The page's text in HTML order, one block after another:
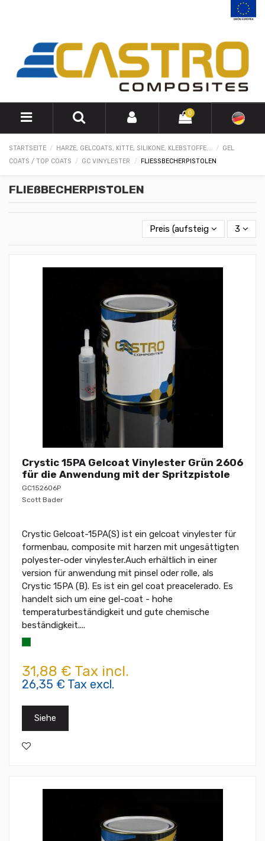
0
STARTSEITE HARZE, GELCOATS, KITTE, SILIKONE, KLEBSTOFFE...
GEL
COATS / TOP COATS
GC VINYLESTER FLIESSBECHERPISTOLEN
FLIEßBECHERPISTOLEN
Preis (aufsteigend) 3
Crystic 15PA Gelcoat Vinylester Grün 2606
für die Anwendung mit der Spritzpistole
GC152606P
Scott Bader
Crystic Gelcoat-15PA(S) ist ein gelcoat vinylester für
formenbau, composite mit harzen mit ungesättigten
polyester-oder vinylester.Auch erhältlich in einer
version für anwendung mit pinsel oder rolle, als
Crystic 15PA (B). Es ist ein gel coat preacelerado. Es
handelt sich um eine gel-coat - hohe
temperaturbeständigkeit und gute chemische
beständigkeit....
31,88 € Tax incl.
26,35 € Tax excl.
Siehe